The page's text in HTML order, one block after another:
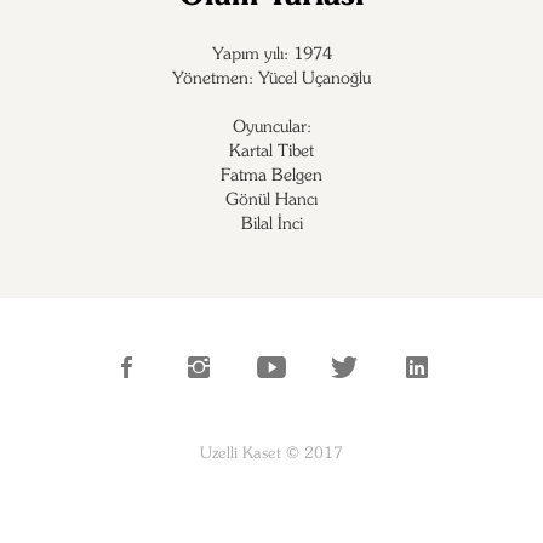
Yapım yılı: 1974
Yönetmen: Yücel Uçanoğlu
Oyuncular:
Kartal Tibet
Fatma Belgen
Gönül Hancı
Bilal İnci
Uzelli Kaset © 2017